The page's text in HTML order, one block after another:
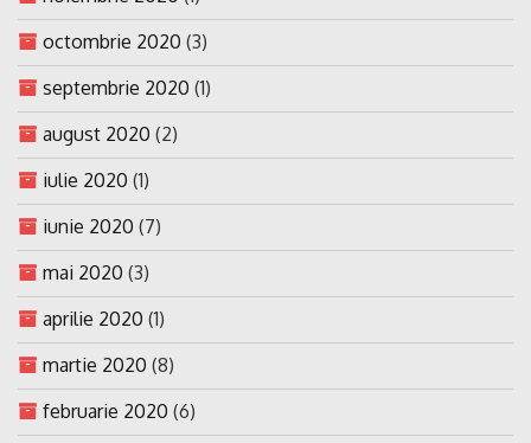
octombrie 2020 (3)
septembrie 2020 (1)
august 2020 (2)
iulie 2020 (1)
iunie 2020 (7)
mai 2020 (3)
aprilie 2020 (1)
martie 2020 (8)
februarie 2020 (6)